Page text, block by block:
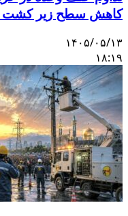
کاهش سطح زیر کشت
۱۴۰۵/۰۵/۱۳
۱۸:۱۹